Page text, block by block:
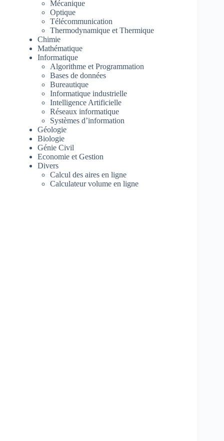
Mécanique
Optique
Télécommunication
Thermodynamique et Thermique
Chimie
Mathématique
Informatique
Algorithme et Programmation
Bases de données
Bureautique
Informatique industrielle
Intelligence Artificielle
Réseaux informatique
Systèmes d’information
Géologie
Biologie
Génie Civil
Economie et Gestion
Divers
Calcul des aires en ligne
Calculateur volume en ligne